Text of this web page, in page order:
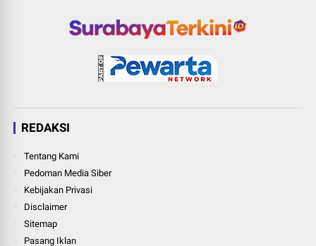
REDAKSI
Tentang Kami
Pedoman Media Siber
Kebijakan Privasi
Disclaimer
Sitemap
Pasang Iklan